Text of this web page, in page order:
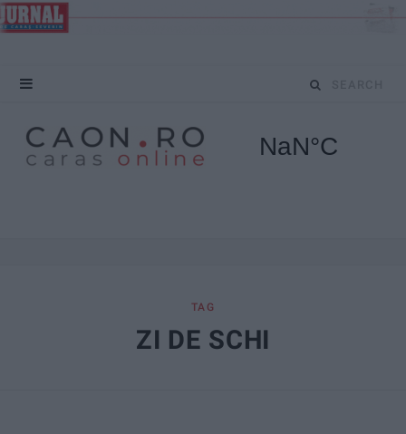
S
TAG
ZI DE SCHI